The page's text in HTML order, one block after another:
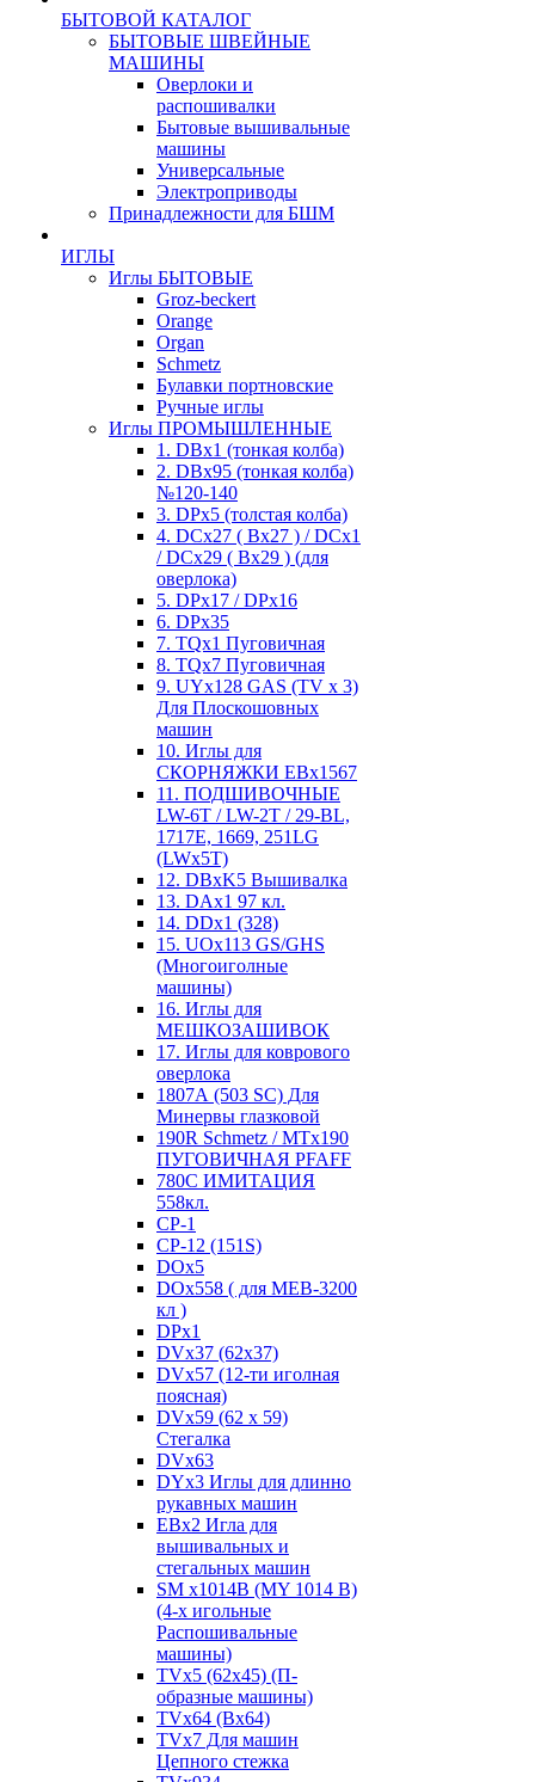
БЫТОВОЙ КАТАЛОГ
БЫТОВЫЕ ШВЕЙНЫЕ
МАШИНЫ
Оверлоки и
распошивалки
Бытовые вышивальные
машины
Универсальные
Электроприводы
Принадлежности для БШМ
ИГЛЫ
Иглы БЫТОВЫЕ
Groz-beckert
Orange
Organ
Schmetz
Булавки портновские
Ручные иглы
Иглы ПРОМЫШЛЕННЫЕ
1. DBx1 (тонкая колба)
2. DBx95 (тонкая колба)
№120-140
3. DPx5 (толстая колба)
4. DCx27 ( Bx27 ) / DCx1
/ DCx29 ( Bx29 ) (для
оверлока)
5. DPx17 / DPx16
6. DPx35
7. TQx1 Пуговичная
8. TQx7 Пуговичная
9. UYx128 GAS (TV x 3)
Для Плоскошовных
машин
10. Иглы для
СКОРНЯЖКИ EBx1567
11. ПОДШИВОЧНЫЕ
LW-6T / LW-2T / 29-BL,
1717E, 1669, 251LG
(LWx5T)
12. DBxK5 Вышивалка
13. DAx1 97 кл.
14. DDx1 (328)
15. UOx113 GS/GHS
(Многоиголные
машины)
16. Иглы для
МЕШКОЗАШИВОК
17. Иглы для коврового
оверлока
1807А (503 SC) Для
Минервы глазковой
190R Schmetz / MTx190
ПУГОВИЧНАЯ PFAFF
780С ИМИТАЦИЯ
558кл.
CP-1
CP-12 (151S)
DOx5
DOx558 ( для MEB-3200
кл )
DPx1
DVx37 (62x37)
DVx57 (12-ти иголная
поясная)
DVx59 (62 x 59)
Стегалка
DVx63
DYx3 Иглы для длинно
рукавных машин
EBx2 Игла для
вышивальных и
стегальных машин
SM x1014B (MY 1014 B)
(4-х игольные
Распошивальные
машины)
TVх5 (62х45) (П-
образные машины)
TVх64 (Вх64)
TVх7 Для машин
Цепного стежка